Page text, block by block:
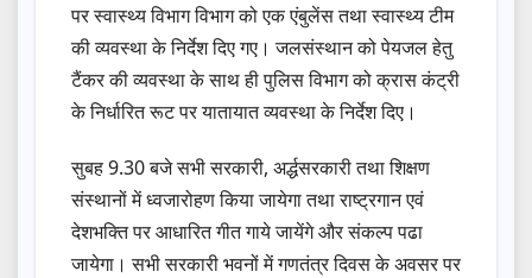
पर स्वास्थ्य विभाग विभाग को एक एंबुलेंस तथा स्वास्थ्य टीम
की व्यवस्था के निर्देश दिए गए। जलसंस्थान को पेयजल हेतु
टैंकर की व्यवस्था के साथ ही पुलिस विभाग को क्रास कंट्री
के निर्धारित रूट पर यातायात व्यवस्था के निर्देश दिए।
सुबह 9.30 बजे सभी सरकारी, अर्द्धसरकारी तथा शिक्षण
संस्थानों में ध्वजारोहण किया जायेगा तथा राष्ट्रगान एवं
देशभक्ति पर आधारित गीत गाये जायेंगे और संकल्प पढा
जायेगा। सभी सरकारी भवनों में गणतंत्र दिवस के अवसर पर